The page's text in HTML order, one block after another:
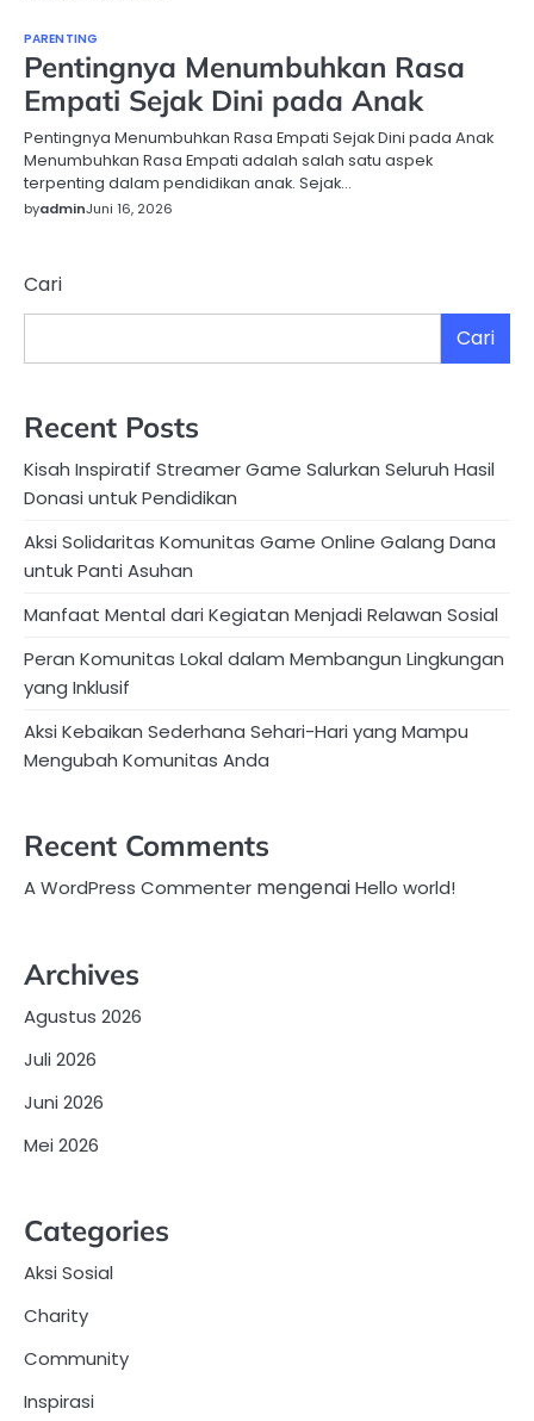
PARENTING
Pentingnya Menumbuhkan Rasa
Empati Sejak Dini pada Anak
Pentingnya Menumbuhkan Rasa Empati Sejak Dini pada Anak
Menumbuhkan Rasa Empati adalah salah satu aspek
terpenting dalam pendidikan anak. Sejak…
byadminJuni 16, 2026
Cari
Cari
Recent Posts
Kisah Inspiratif Streamer Game Salurkan Seluruh Hasil
Donasi untuk Pendidikan
Aksi Solidaritas Komunitas Game Online Galang Dana
untuk Panti Asuhan
Manfaat Mental dari Kegiatan Menjadi Relawan Sosial
Peran Komunitas Lokal dalam Membangun Lingkungan
yang Inklusif
Aksi Kebaikan Sederhana Sehari-Hari yang Mampu
Mengubah Komunitas Anda
Recent Comments
A WordPress Commenter mengenaiHello world!
Archives
Agustus 2026
Juli 2026
Juni 2026
Mei 2026
Categories
Aksi Sosial
Charity
Community
Inspirasi